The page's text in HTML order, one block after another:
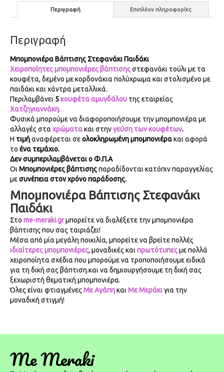
Περιγραφή Επιπλέον πληροφορίες
Περιγραφή
Μπομπονιέ­ρα Βάπτισης Στεφανάκι Παιδάκι
Χειροποίητες μπομπονιέρες βάπτισηςστεφανάκι τούλι με τα
κουφέτα, δεμένο με κορδονάκια πολύχρωμα και στολισμένο με
παιδάκι και χάντρα μεταλλικά.
Περιλαμβάνει 5κουφέτα αμυγδάλου της εταιρείας
Χατζηγιαννάκη.
Φυσικά μπορούμε να διαφοροποιήσουμε την μπομπονιέρα με
αλλαγές στα χρώματακαι στηνγεύση των κουφέτων.
Η τιμήαναφέρεται σεολοκληρωμένη μπομπονιέρακαι αφορά
το ένα τεμάχιο.
Δεν συμπεριλαμβάνεται ο Φ.Π.Α
Οι Μπομπονιέρες βάπτισηςπαραδίδονται κατόπιν παραγγελίας
μεσυνέπεια στον χρόνο παράδοσης.
Μπομπονιέ­ρα Βάπτισης Στεφανάκι
Παιδάκι
Στο me-meraki.grμπορείτε να διαλέξετε την μπομπονιέρα
βάπτισης που σας ταιριάζει!
Μέσα από μία μεγάλη ποικιλία, μπορείτε να βρείτε πολλές
ιδιαίτερες μπομπονιέρες, μοναδικές και πρωτότυπεςμε πολλά
χειροποίητα σχέδια που μπορούμε να τροποποιήσουμε ειδικά
για τη δική σας βάπτιση.και να δημιουργήσουμε τη δική σας
ξεχωριστή θεματική μπομπονιέρα.
Όλες είναι φτιαγμένες Με Αγάπηκαι Με Μεράκιγια την
μοναδική στιγμή!
Me Meraki